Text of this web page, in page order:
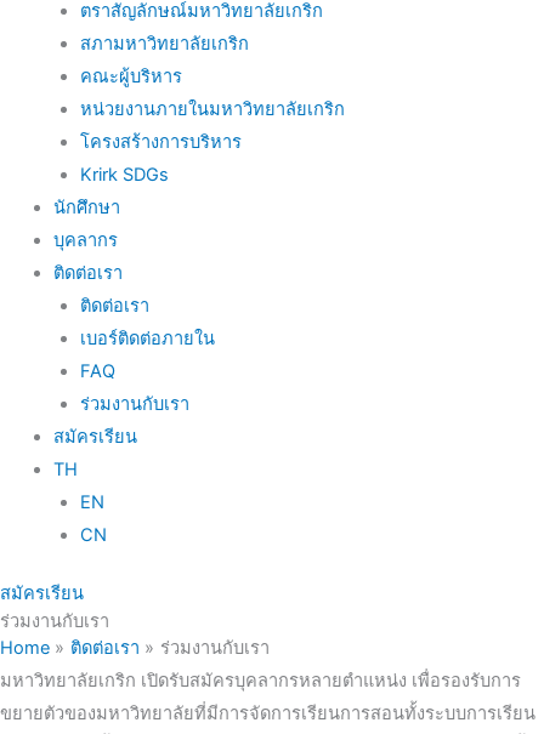
ตราสัญลักษณ์มหาวิทยาลัยเกริก
สภามหาวิทยาลัยเกริก
คณะผู้บริหาร
หน่วยงานภายในมหาวิทยาลัยเกริก
โครงสร้างการบริหาร
Krirk SDGs
นักศึกษา
บุคลากร
ติดต่อเรา
ติดต่อเรา
เบอร์ติดต่อภายใน
FAQ
ร่วมงานกับเรา
สมัครเรียน
TH
EN
CN
สมัครเรียน
ร่วมงานกับเรา
Home
ติดต่อเรา
ร่วมงานกับเรา
มหาวิทยาลัยเกริก เปิดรับสมัครบุคลากรหลายตำแหน่ง เพื่อรองรับการ
ขยายตัวของมหาวิทยาลัยที่มีการจัดการเรียนการสอนทั้งระบบการเรียน